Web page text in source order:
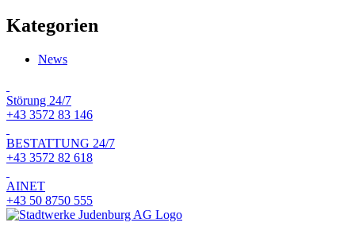
Kategorien
News
Störung 24/7
+43 3572 83 146
BESTATTUNG 24/7
+43 3572 82 618
AINET
+43 50 8750 555